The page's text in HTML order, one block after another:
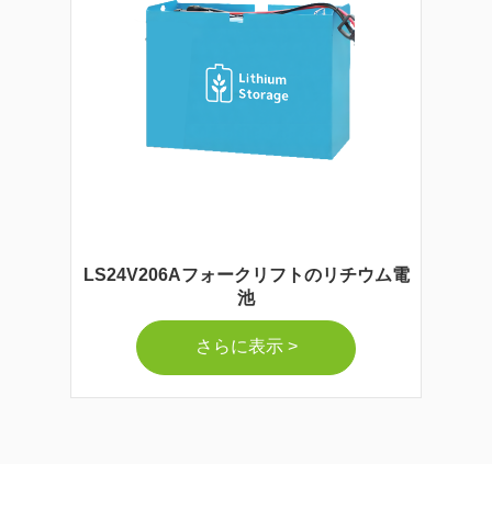
LS24V206Aフォークリフトのリチウム電
池
さらに表示 >